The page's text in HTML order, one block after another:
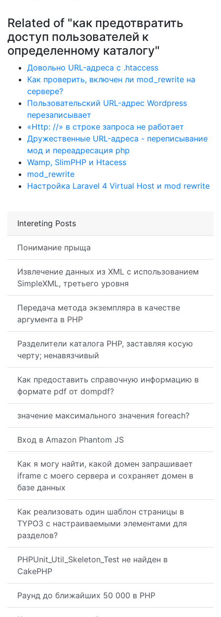
Intereting Posts
Понимание прыща
Извлечение данных из XML с использованием
SimpleXML, третьего уровня
Передача метода экземпляра в качестве
аргумента в PHP
Разделители каталога PHP, заставляя косую
черту; ненавязчивый
Как предоставить справочную информацию в
формате pdf от dompdf?
значение максимального значения foreach?
Вход в Amazon Phantom JS
Как я могу найти, какой домен запрашивает
iframe с моего сервера и сохраняет домен в
базе данных
Как реализовать один шаблон страницы в
TYPO3 с настраиваемыми элементами для
разделов?
PHPUnit_Util_Skeleton_Test не найден в
CakePHP
Раунд до ближайших 50 000 в PHP
Related of "как предотвратить
доступ пользователей к
определенному каталогу"
Довольно URL-адреса с .htaccess
Как проверить, включен ли mod_rewrite на
сервере?
Пользовательский URL-адрес Wordpress
перезаписывает
«Http: //» в строке запроса не работает
Дружественные URL-адреса - переписывание
мод и переадресация php
Wamp, SlimPHP и Htacess
mod_rewrite
Настройка Laravel 4 Virtual Host и mod rewrite